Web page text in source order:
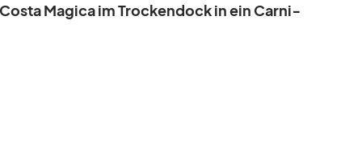
Ma­gica im Tro­cken­dock in ein Car­ni­